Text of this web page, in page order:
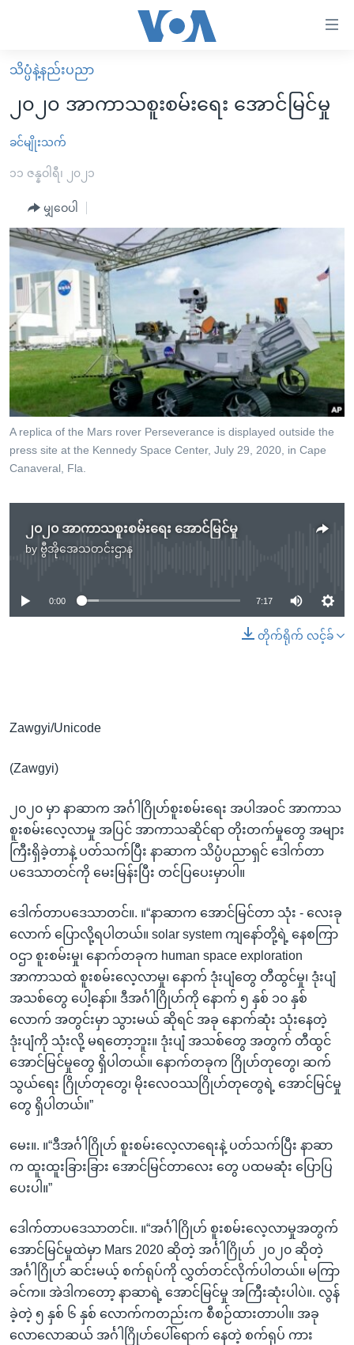
လွယ်ကူ
စေ
Link
များ
အကြောင်းအရာ
သို့
ကျော်
ကြည့်
ရန်
ပင်မ
ညွန်း
စာမျက်နှာ
ကြည့်
နေရာ
ကျော်
ရန်
မူလစာမျက်နှာ
မြန်မာ
ကမ္ဘာ့သတင်းများ
နိုင်ငံတကာ
တရုတ်
အစ္စရေး-ပါလက်စတိုင်း
ဗွီဒီယို
ရပ်ဝန်းတခု လမ်းတခု အလွန်
အင်္ဂလိပ်စာလေ့လာမယ်
အမေရိကန်သုံးအီဒီယံ
မကြေးမုံရဲ့ အင်္ဂလိပ်စာ
ရုပ်ရှင်ထဲက အင်္ဂလိပ်စာ
သုတပဒေသာ အင်္ဂလိပ်စာ
အပတ်စဉ်ကဏ္ဍများ
ရေဒီယို
တီဗွီ
ရေဒီယိုနှင့်ရုပ်သံ အချက်အလက်များ
ရေဒီယို/တီဗွီအစီအစဉ်
Learning English
သိပ္ပံနဲ့နည်းပညာ
၂၀၂၀ အာကာသစူးစမ်းရေး အောင်မြင်မှု
ခင်မျိုးသက်
၁၁ ဇန္နဝါရီ၊ ၂၀၂၁
မျှဝေပါ
A replica of the Mars rover Perseverance is displayed outside the
press site at the Kennedy Space Center, July 29, 2020, in Cape
Canaveral, Fla.
၂၀၂၀ အာကာသစူးစမ်းရေး အောင်မြင်မှု
by ဗွီအိုအေသတင်းဌာန
No media source currently available
0:00 7:17
တိုက်ရိုက် လင့်ခ်
Zawgyi/Unicode
(Zawgyi)
၂၀၂၀ မှာ နာဆာက အင်္ဂါဂြိုဟ်စူးစမ်းရေး အပါအဝင် အာကာသ
စူးစမ်းလေ့လာမှု အပြင် အာကာသဆိုင်ရာ တိုးတက်မှုတွေ အများ
ကြီးရှိခဲ့တာနဲ့ ပတ်သက်ပြီး နာဆာက သိပ္ပံပညာရှင် ဒေါက်တာ
ပဒေသာတင်ကို မေးမြန်းပြီး တင်ပြပေးမှာပါ။
ဒေါက်တာပဒေသာတင်။. ။“နာဆာက အောင်မြင်တာ သုံး - လေးခု
လောက် ပြောလို့ရပါတယ်။ solar system ကျနော်တို့ရဲ့ နေစကြာ
ဝဌာ စူးစမ်းမှု၊ နောက်တခုက human space exploration
အာကာသထဲ စူးစမ်းလေ့လာမှု၊ နောက် ဒုံးပျံတွေ တီထွင်မှု၊ ဒုံးပျံ
အသစ်တွေ ပေါ့နော်။ ဒီအင်္ဂါဂြိုဟ်ကို နောက် ၅ နှစ် ၁၀ နှစ်
လောက် အတွင်းမှာ သွားမယ် ဆိုရင် အခု နောက်ဆုံး သုံးနေတဲ့
ဒုံးပျံကို သုံးလို့ မရတော့ဘူး။ ဒုံးပျံ အသစ်တွေ အတွက် တီထွင်
အောင်မြင်မှုတွေ ရှိပါတယ်။ နောက်တခုက ဂြိုဟ်တုတွေ၊ ဆက်
သွယ်ရေး ဂြိုဟ်တုတွေ၊ မိုးလေဝဿဂြိုဟ်တုတွေရဲ့ အောင်မြင်မှု
တွေ ရှိပါတယ်။”
မေး။. ။“ဒီအင်္ဂါဂြိုဟ် စူးစမ်းလေ့လာရေးနဲ့ ပတ်သက်ပြီး နာဆာ
က ထူးထူးခြားခြား အောင်မြင်တာလေး တွေ ပထမဆုံး ပြောပြ
ပေးပါ။”
ဒေါက်တာပဒေသာတင်။. ။“အင်္ဂါဂြိုဟ် စူးစမ်းလေ့လာမှုအတွက်
အောင်မြင်မှုထဲမှာ Mars 2020 ဆိုတဲ့ အင်္ဂါဂြိုဟ် ၂၀၂၀ ဆိုတဲ့
အင်္ဂါဂြိုဟ် ဆင်းမယ့် စက်ရုပ်ကို လွှတ်တင်လိုက်ပါတယ်။ မကြာ
ခင်က။ အဲဒါကတော့ နာဆာရဲ့ အောင်မြင်မှု အကြီးဆုံးပါပဲ။. လွန်
ခဲ့တဲ့ ၅ နှစ် ၆ နှစ် လောက်ကတည်းက စီစဉ်ထားတာပါ။ အခု
လောလောဆယ် အင်္ဂါဂြိုဟ်ပေါ်ရောက် နေတဲ့ စက်ရုပ် ကား